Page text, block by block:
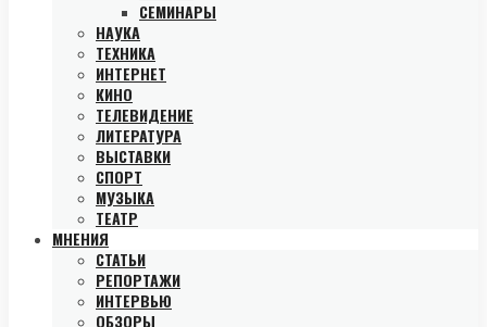
СЕМИНАРЫ
НАУКА
ТЕХНИКА
ИНТЕРНЕТ
КИНО
ТЕЛЕВИДЕНИЕ
ЛИТЕРАТУРА
ВЫСТАВКИ
СПОРТ
МУЗЫКА
ТЕАТР
МНЕНИЯ
СТАТЬИ
РЕПОРТАЖИ
ИНТЕРВЬЮ
ОБЗОРЫ